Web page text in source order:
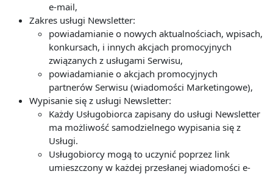
e-mail,
Zakres usługi Newsletter:
powiadamianie o nowych aktualnościach, wpisach,
konkursach, i innych akcjach promocyjnych
związanych z usługami Serwisu,
powiadamianie o akcjach promocyjnych
partnerów Serwisu (wiadomości Marketingowe),
Wypisanie się z usługi Newsletter:
Każdy Usługobiorca zapisany do usługi Newsletter
ma możliwość samodzielnego wypisania się z
Usługi.
Usługobiorcy mogą to uczynić poprzez link
umieszczony w każdej przesłanej wiadomości e-